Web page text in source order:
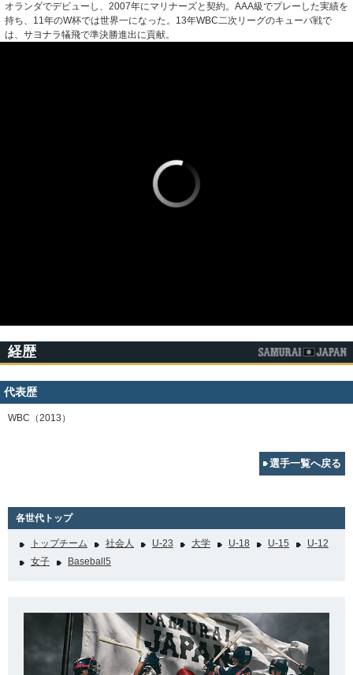
オランダでデビューし、2007年にマリナーズと契約。AAA級でプレーした実績を
持ち、11年のW杯では世界一になった。13年WBC二次リーグのキューバ戦で
は、サヨナラ犠飛で準決勝進出に貢献。
経歴
代表歴
WBC（2013）
選手一覧へ戻る
各世代トップ
トップチーム 社会人 U-23 大学 U-18 U-15
U-12
女子
Baseball5